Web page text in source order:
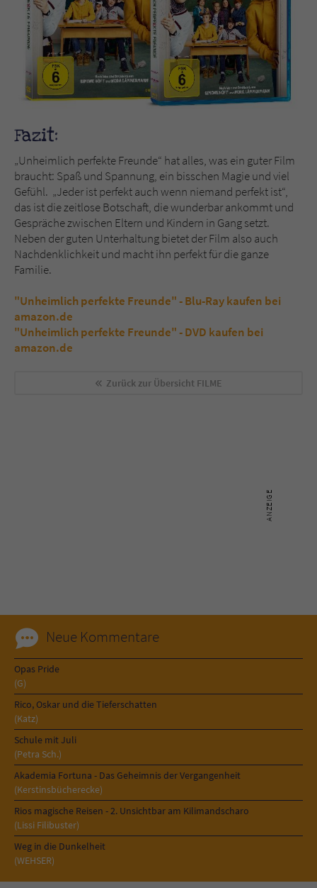
Fazit:
„Unheimlich perfekte Freunde“ hat alles, was ein guter Film
braucht: Spaß und Spannung, ein bisschen Magie und viel
Gefühl. „Jeder ist perfekt auch wenn niemand perfekt ist“,
das ist die zeitlose Botschaft, die wunderbar ankommt und
Gespräche zwischen Eltern und Kindern in Gang setzt.
Neben der guten Unterhaltung bietet der Film also auch
Nachdenklichkeit und macht ihn perfekt für die ganze
Familie.
"Unheimlich perfekte Freunde" - Blu-Ray kaufen bei
amazon.de
"Unheimlich perfekte Freunde" - DVD kaufen bei
amazon.de
Zurück zur Übersicht FILME
Neue Kommentare
Opas Pride
(G)
Rico, Oskar und die Tieferschatten
(Katz)
Schule mit Juli
(Petra Sch.)
Akademia Fortuna - Das Geheimnis der Vergangenheit
(Kerstinsbücherecke)
Rios magische Reisen - 2. Unsichtbar am Kilimandscharo
(Lissi Filibuster)
Weg in die Dunkelheit
(WEHSER)